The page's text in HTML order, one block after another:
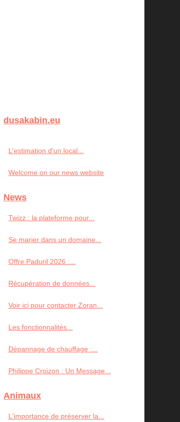
dusakabin.eu
L'estimation d'un local...
Welcome on our news website
News
Twizz : la plateforme pour...
Se marier dans un domaine...
Offre Paduril 2026 :...
Récupération de données...
Voir ici pour contacter Zoran...
Les fonctionnalités...
Dépannage de chauffage :...
Philippe Croizon : Un Message...
Animaux
L'importance de préserver la...